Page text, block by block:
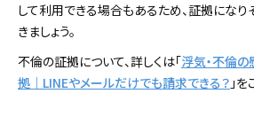
して利用できる場合もあるため、証拠にな
きましょう。
不倫の証拠について、詳しくは「浮気・不倫
拠｜LINEやメールだけでも請求できる？ 」